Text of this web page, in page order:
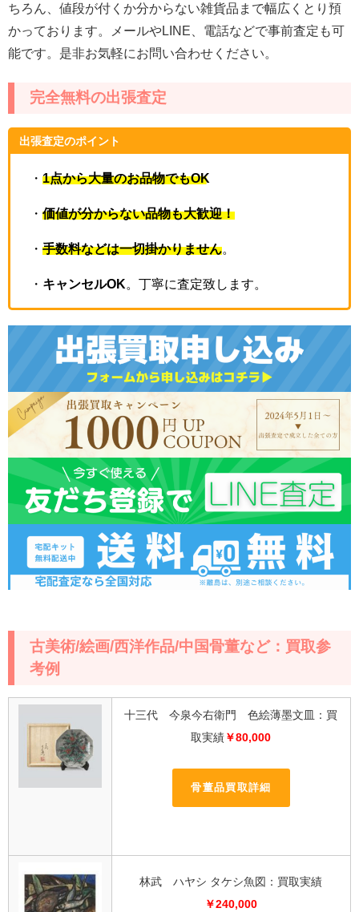
ちろん、値段が付くか分からない雑貨品まで幅広くとり預
かっております。メールやLINE、電話などで事前査定も可
能です。是非お気軽にお問い合わせください。
完全無料の出張査定
出張査定のポイント
・ 1点から大量のお品物でもOK
・ 価値が分からない品物も大歓迎！
・ 手数料などは一切掛かりません
・ キャンセルOK 。丁寧に査定致します。
古美術/絵画/西洋作品/中国骨董など：買取参
考例
十三代 今泉今右衛門 色絵薄墨文皿：買
取実績 ￥80,000
骨董品買取詳細
林武 ハヤシ タケシ魚図：買取実績
￥240,000